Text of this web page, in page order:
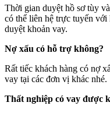
Thời gian duyệt hồ sơ tùy
có thể liên hệ trực tuyến với
duyệt khoản vay.
Nợ xấu có hỗ trợ không?
Rất tiếc khách hàng có nợ
vay tại các đơn vị khác nhé.
Thất nghiệp có vay được